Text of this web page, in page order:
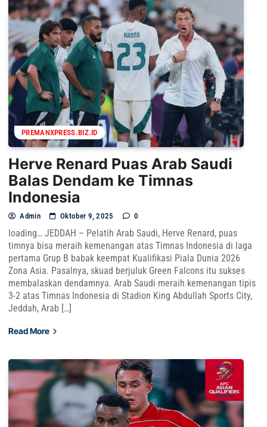
PREMANXPRESS.BIZ.ID
Herve Renard Puas Arab Saudi
Balas Dendam ke Timnas
Indonesia
Admin Oktober 9, 2025 0
loading… JEDDAH – Pelatih Arab Saudi, Herve Renard, puas
timnya bisa meraih kemenangan atas Timnas Indonesia di laga
pertama Grup B babak keempat Kualifikasi Piala Dunia 2026
Zona Asia. Pasalnya, skuad berjuluk Green Falcons itu sukses
membalaskan dendamnya. Arab Saudi meraih kemenangan tipis
3-2 atas Timnas Indonesia di Stadion King Abdullah Sports City,
Jeddah, Arab […]
Read More